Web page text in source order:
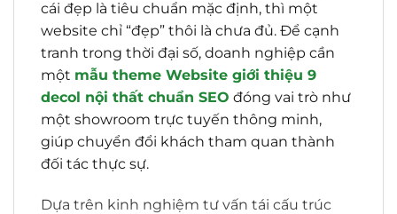
cái đẹp là tiêu chuẩn mặc định, thì một
website chỉ “đẹp” thôi là chưa đủ. Để cạnh
tranh trong thời đại số, doanh nghiệp cần
một mẫu theme Website giới thiệu 9
decol nội thất chuẩn SEO đóng vai trò như
một showroom trực tuyến thông minh,
giúp chuyển đổi khách tham quan thành
đối tác thực sự.
Dựa trên kinh nghiệm tư vấn tái cấu trúc